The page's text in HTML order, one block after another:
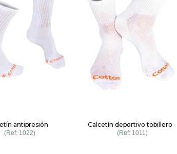
antipresión
1022
Calcetín deportivo tobillero
1011